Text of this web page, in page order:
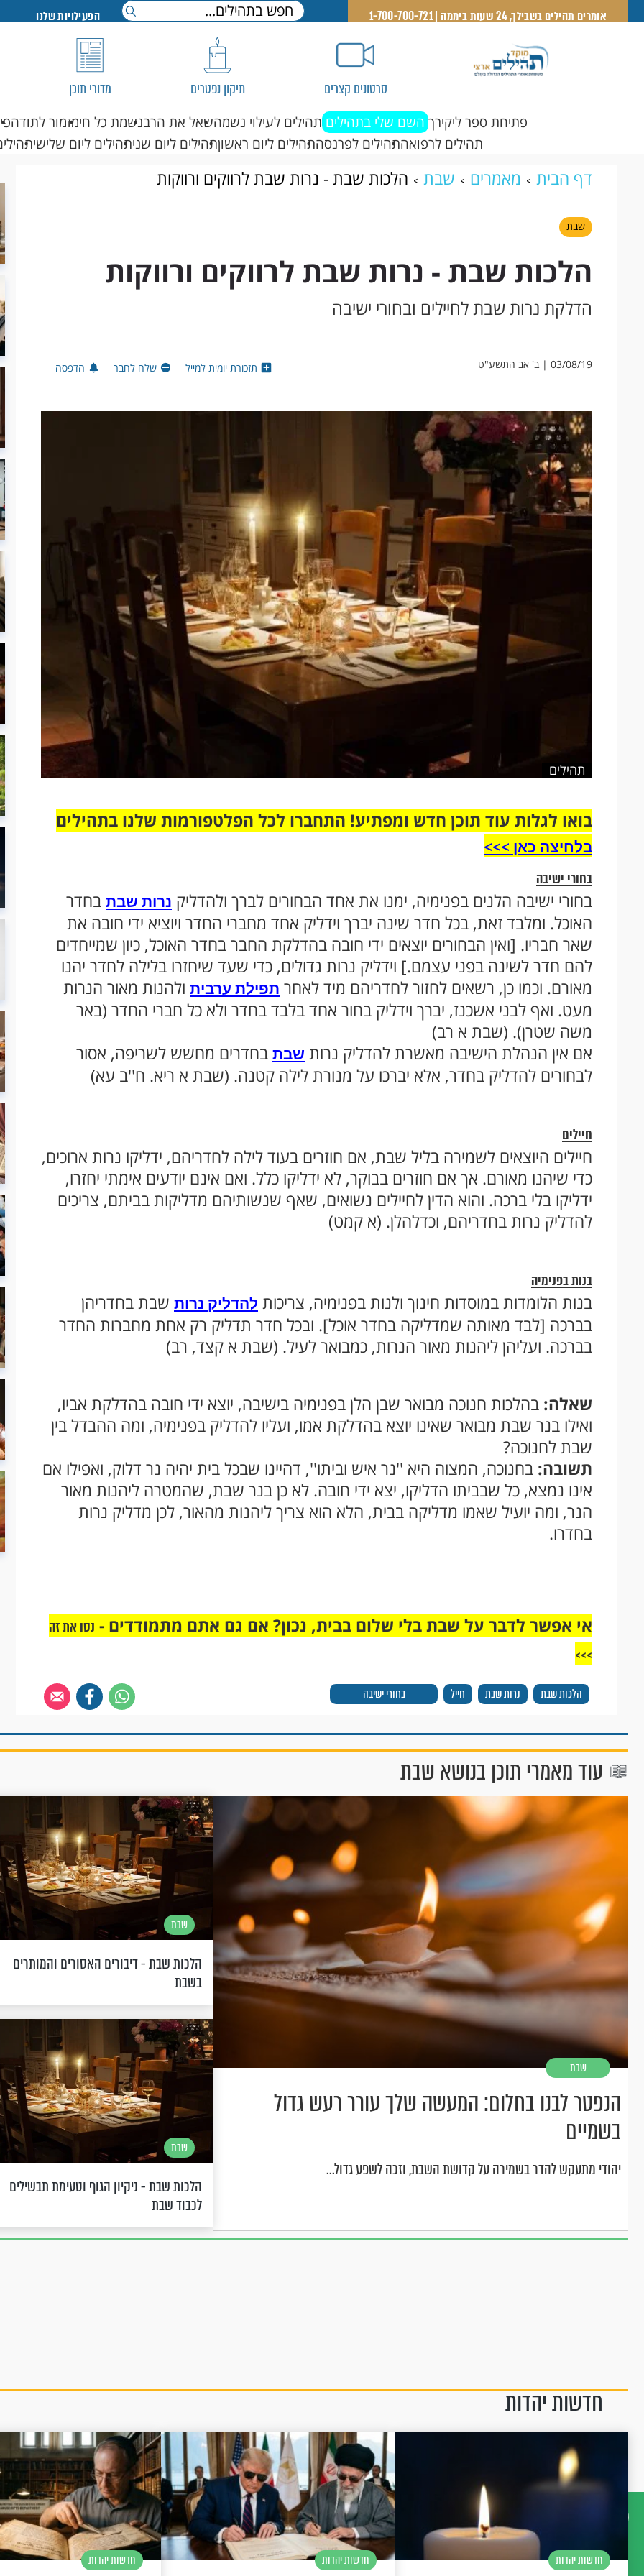
איתנו
אומרים תהילים בשבילך, 24 שעות ביממה | 1-700-700-721 הפעילויות שלנו
סרטונים קצרים תיקון נפטרים מדורי תוכן
פתיחת ספר ליקירך השם שלי בתהילים תהילים לעילוי נשמהשאל את הרבנשמת כל חימזמור לתודה
תהילים לרפואהתהילים לפרנסהתהילים ליום ראשוןתהילים ליום שניתהילים ליום שלישי
דף הבית מאמרים שבת הלכות שבת - נרות שבת לרווקים ורווקות
שבת
הלכות שבת - נרות שבת לרווקים ורווקות
הדלקת נרות שבת לחיילים ובחורי ישיבה
03/08/19 | ב' אב התשע"ט תזכורת יומית למייל שלח לחבר הדפסה
תהילים
בואו לגלות עוד תוכן חדש ומפתיע! התחברו לכל הפלטפורמות שלנו בתהילים
בלחיצה כאן >>>​
בחורי ישיבה
בחורי ישיבה הלנים בפנימיה, ימנו את אחד הבחורים לברך ולהדליק נרות שבת בחדר
האוכל. ומלבד זאת, בכל חדר שינה יברך וידליק אחד מחברי החדר ויוציא ידי חובה את
שאר חבריו. [ואין הבחורים יוצאים ידי חובה בהדלקת החבר בחדר האוכל, כיון שמייחדים
להם חדר לשינה בפני עצמם.] וידליק נרות גדולים, כדי שעד שיחזרו בלילה לחדר יהנו
מאורם. וכמו כן, רשאים לחזור לחדריהם מיד לאחר תפילת ערבית ולהנות מאור הנרות
מעט. ואף לבני אשכנז, יברך וידליק בחור אחד בלבד בחדר ולא כל חברי החדר (באר
משה שטרן). (שבת א רב)
אם אין הנהלת הישיבה מאשרת להדליק נרות שבת בחדרים מחשש לשריפה, אסור
לבחורים להדליק בחדר, אלא יברכו על מנורת לילה קטנה. (שבת א ריא. ח''ב עא)
חיילים
חיילים היוצאים לשמירה בליל שבת, אם חוזרים בעוד לילה לחדריהם, ידליקו נרות ארוכים,
כדי שיהנו מאורם. אך אם חוזרים בבוקר, לא ידליקו כלל. ואם אינם יודעים אימתי יחזרו,
ידליקו בלי ברכה. והוא הדין לחיילים נשואים, שאף שנשותיהם מדליקות בביתם, צריכים
להדליק נרות בחדריהם, וכדלהלן. (א קמט)
בנות בפנימיה
בנות הלומדות במוסדות חינוך ולנות בפנימיה, צריכות להדליק נרות שבת בחדריהן
בברכה [לבד מאותה שמדליקה בחדר אוכל]. ובכל חדר תדליק רק אחת מחברות החדר
בברכה. ועליהן ליהנות מאור הנרות, כמבואר לעיל. (שבת א קצד, רב)
שאלה: בהלכות חנוכה מבואר שבן הלן בפנימיה בישיבה, יוצא ידי חובה בהדלקת אביו,
ואילו בנר שבת מבואר שאינו יוצא בהדלקת אמו, ועליו להדליק בפנימיה, ומה ההבדל בין
שבת לחנוכה?
תשובה: בחנוכה, המצוה היא ''נר איש וביתו'', דהיינו שבכל בית יהיה נר דלוק, ואפילו אם
אינו נמצא, כל שבביתו הדליקו, יצא ידי חובה. לא כן בנר שבת, שהמטרה ליהנות מאור
הנר, ומה יועיל שאמו מדליקה בבית, הלא הוא צריך ליהנות מהאור, לכן מדליק נרות
בחדרו.
הלכות שבת נרות שבת חייל בחורי ישיבה
אי אפשר לדבר על שבת בלי שלום בבית, נכון? אם גם אתם מתמודדים - נסו את זה
>>>
עוד מאמרי תוכן בנושא שבת
שבת
הנפטר לבנו בחלום: המעשה שלך עורר רעש גדול
בשמיים
יהודי מתעקש להדר בשמירה על קדושת השבת, וזכה לשפע גדול...
שבת
הלכות שבת - דיבורים האסורים והמותרים
בשבת
שבת
הלכות שבת - ניקיון הגוף וטעימת תבשילים
לכבוד שבת
חדשות יהדות
חדשות יהדות חדשות יהדות חדשות יהדות